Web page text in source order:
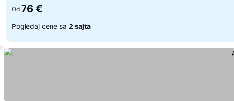
Od 76 €
Pogledaj cene sa 2 sajta